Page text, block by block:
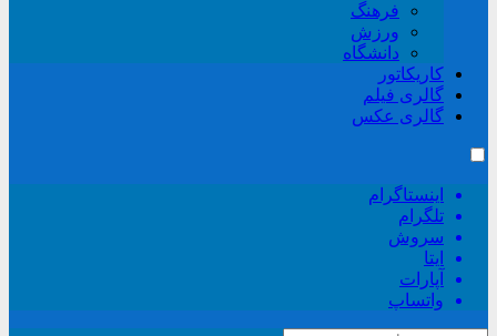
فرهنگ
ورزش
دانشگاه
کاریکاتور
گالری فیلم
گالری عکس
اینستاگرام
تلگرام
سروش
ایتا
آپارات
واتساپ